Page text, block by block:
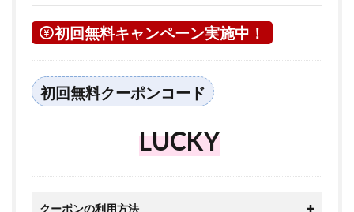
初回無料キャンペーン実施中！
初回無料クーポンコード
LUCKY
クーポンの利用方法